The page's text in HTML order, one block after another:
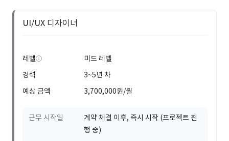
UI/UX 디자이너
레벨
미드 레벨
경력
3~5년 차
예상 금액
3,700,000원/월
근무 시작일
계약 체결 이후, 즉시 시작 (프로젝트 진
행 중)